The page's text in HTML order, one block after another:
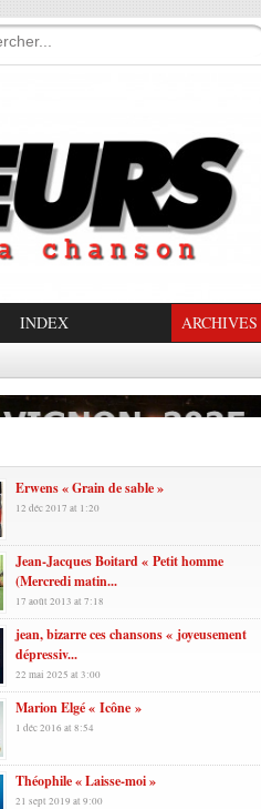
INDEX ARCHIVES
Erwens « Grain de sable »
12 déc 2017 at 1:20
Jean-Jacques Boitard « Petit homme
(Mercredi matin...
17 août 2013 at 7:18
jean, bizarre ces chansons « joyeusement
dépressiv...
22 mai 2025 at 3:00
Marion Elgé « Icône »
1 déc 2016 at 8:54
Théophile « Laisse-moi »
21 sept 2019 at 9:00